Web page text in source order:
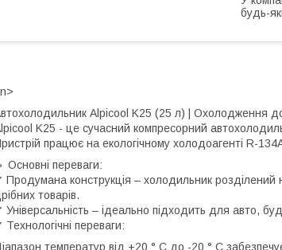
будь-
Alpicool K25 (25 л) | Охолодження
K25 - це сучасний компресорний
працює на екологічному холодоагенті R-
Основні переваги:
Продумана конструкція – холодильник
товарів.
Універсальність – ідеально підходить для авто,
Технологічні переваги:
температур від +20 ° C до -20 ° C